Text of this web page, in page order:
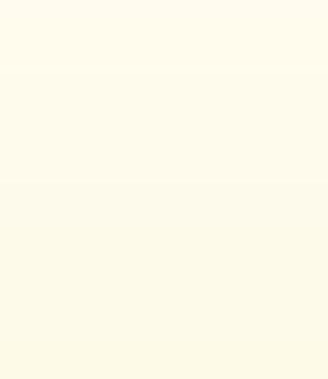
ul. św. Rocha 4a, 35-330 Rzeszów,